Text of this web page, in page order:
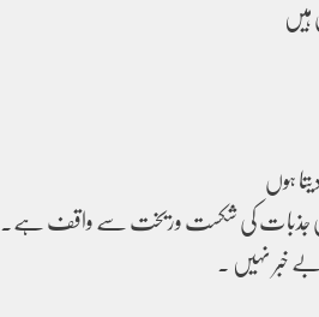
ہوں
جذبات کی شکست وریخت سے واقف ہے۔
خبر نہیں ۔